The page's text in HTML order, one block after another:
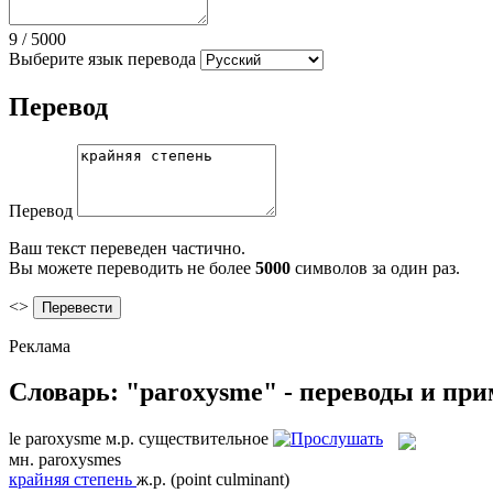
9 / 5000
Выберите язык перевода
Перевод
Перевод
Ваш текст переведен частично.
Вы можете переводить не более 5000 символов за один раз.
<>
Реклама
Словарь: "paroxysme" - переводы и
le paroxysme м.р. существительное
мн. paroxysmes
крайняя степень ж.р. (point culminant)